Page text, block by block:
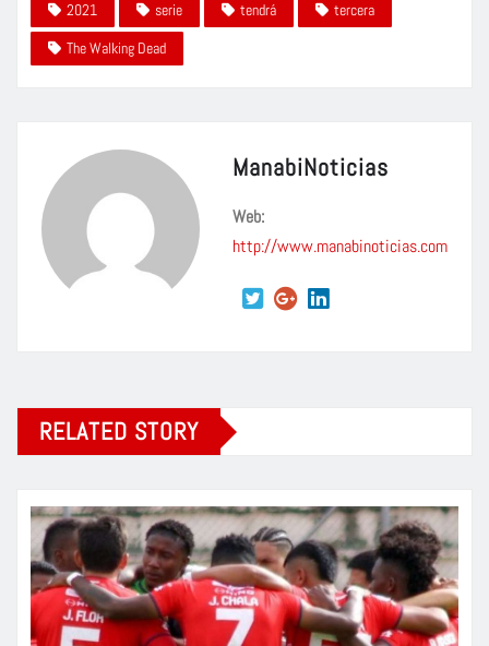
2021 serie tendrá
tercera
The Walking Dead
ManabiNoticias
Web:
http://www.manabinoticias.com
RELATED STORY